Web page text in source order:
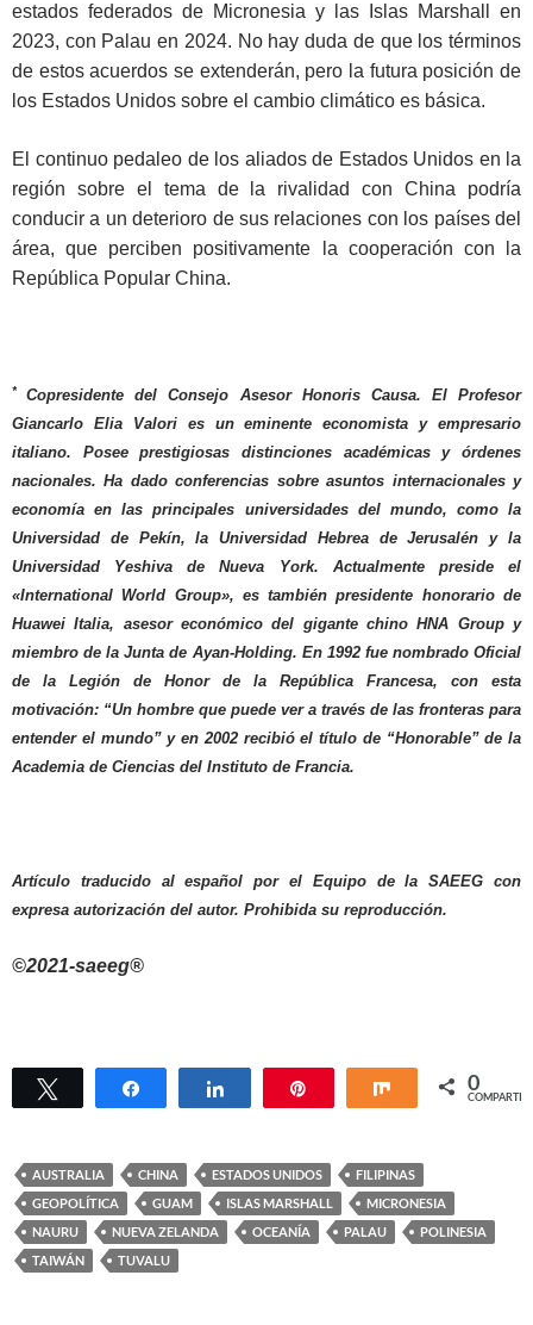
estados federados de Micronesia y las Islas Marshall en
2023, con Palau en 2024. No hay duda de que los términos
de estos acuerdos se extenderán, pero la futura posición de
los Estados Unidos sobre el cambio climático es básica.
El continuo pedaleo de los aliados de Estados Unidos en la
región sobre el tema de la rivalidad con China podría
conducir a un deterioro de sus relaciones con los países del
área, que perciben positivamente la cooperación con la
República Popular China.
* Copresidente del Consejo Asesor Honoris Causa. El Profesor
Giancarlo Elia Valori es un eminente economista y empresario
italiano. Posee prestigiosas distinciones académicas y órdenes
nacionales. Ha dado conferencias sobre asuntos internacionales y
economía en las principales universidades del mundo, como la
Universidad de Pekín, la Universidad Hebrea de Jerusalén y la
Universidad Yeshiva de Nueva York. Actualmente preside el
«International World Group», es también presidente honorario de
Huawei Italia, asesor económico del gigante chino HNA Group y
miembro de la Junta de Ayan-Holding. En 1992 fue nombrado Oficial
de la Legión de Honor de la República Francesa, con esta
motivación: “Un hombre que puede ver a través de las fronteras para
entender el mundo” y en 2002 recibió el título de “Honorable” de la
Academia de Ciencias del Instituto de Francia.
Artículo traducido al español por el Equipo de la SAEEG con
expresa autorización del autor. Prohibida su reproducción.
©2021-saeeg®
Twittear Compartir Compartir Compartir
0
COMPARTIR
AUSTRALIA CHINA ESTADOS UNIDOS
FILIPINAS
GEOPOLÍTICA
GUAM ISLAS MARSHALL
MICRONESIA
NAURU
NUEVA ZELANDA OCEANÍA PALAU
POLINESIA
TAIWÁN
TUVALU